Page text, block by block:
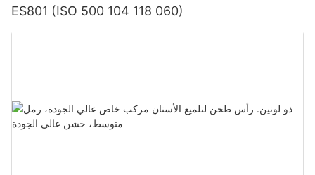
ES801 (ISO 500 104 118 060)